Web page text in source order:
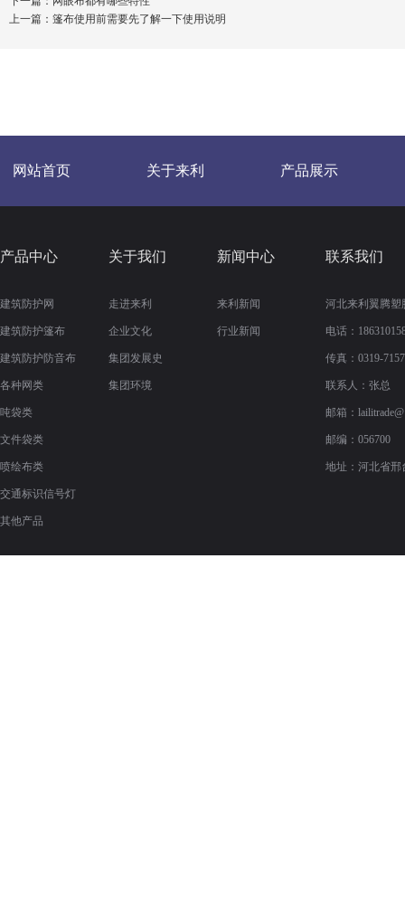
上一篇： 篷布使用前需要先了解一下使用说明
网站首页 关于来利 产品展示
产品中心
建筑防护网
建筑防护篷布
建筑防护防音布
各种网类
吨袋类
文件袋类
喷绘布类
交通标识信号灯
其他产品
关于我们
走进来利
企业文化
集团发展史
集团环境
新闻中心
来利新闻
行业新闻
联系我们
河北来利翼腾塑
电话：
传真： 0319-
联系人：张总
邮箱：
邮编：056700
地址：河北省邢